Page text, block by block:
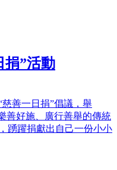
捐”活動
善一日捐”倡議，舉
善好施、廣行善舉的傳統
踴躍捐獻出自己一份小小